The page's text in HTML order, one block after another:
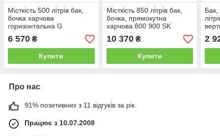
Місткість 500 літрів бак,
бочка харчова
горизонтальна G
6 570 ₴
Купити
Місткість 850 літрів бак,
бочка, прямокутна
харчова 800 900 SK
10 370₴
Купити
Бак,
2
Про нас
91% позитивних з 11 відгуків за рік
Працює з 10.07.2008